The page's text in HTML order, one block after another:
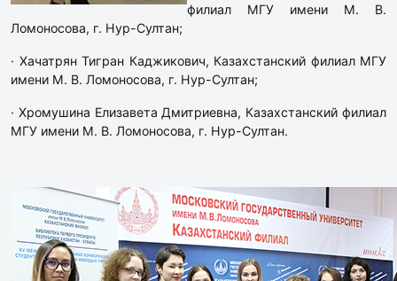
филиал МГУ имени М. В.
Ломоносова, г. Нур-Султан;
· Хачатрян Тигран Каджикович, Казахстанский филиал МГУ
имени М. В. Ломоносова, г. Нур-Султан;
· Хромушина Елизавета Дмитриевна, Казахстанский филиал
МГУ имени М. В. Ломоносова, г. Нур-Султан.